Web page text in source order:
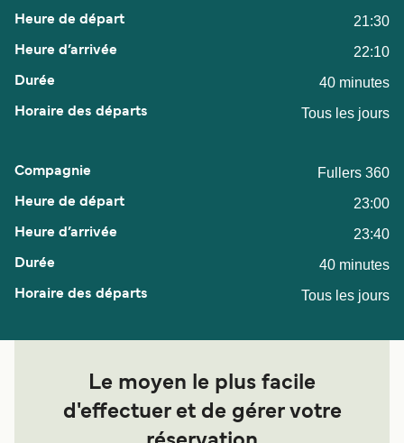
21:30
22:10
40 minutes
Tous les jours
Fullers 360
23:00
23:40
40 minutes
Tous les jours
Le moyen le plus facile
d'effectuer et de gérer votre